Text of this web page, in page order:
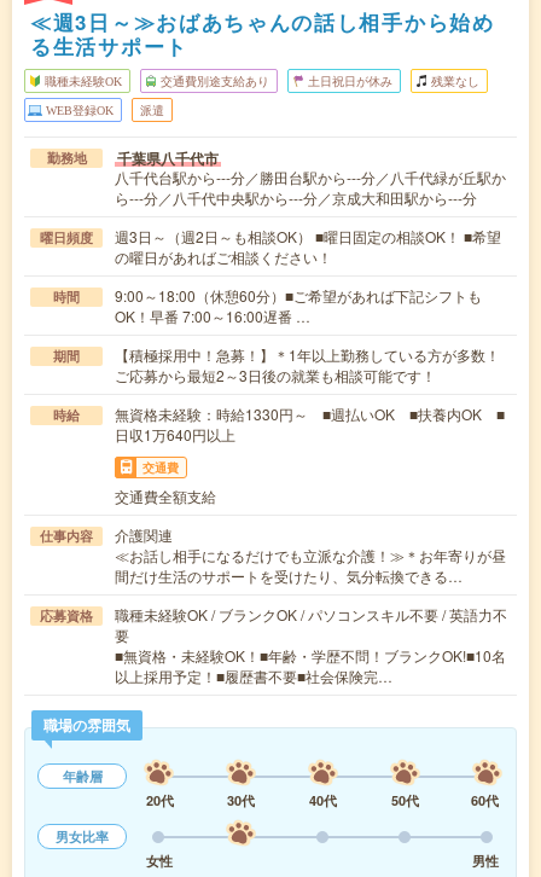
≪週3日～≫おばあちゃんの話し相手から始め
る生活サポート
職種未経験OK 交通費別途支給あり 土日祝日が休み 残業なし
WEB登録OK 派遣
勤務地 千葉県八千代市
八千代台駅から---分／勝田台駅から---分／八千代緑が丘駅か
ら---分／八千代中央駅から---分／京成大和田駅から---分
曜日頻度
週3日～（週2日～も相談OK） ■曜日固定の相談OK！ ■希望
の曜日があればご相談ください！
時間
9:00～18:00（休憩60分）■ご希望があれば下記シフトも
OK！早番 7:00～16:00遅番 …
期間
【積極採用中！急募！】＊1年以上勤務している方が多数！
ご応募から最短2～3日後の就業も相談可能です！
時給
無資格未経験：時給1330円～ ■週払いOK ■扶養内OK ■
日収1万640円以上
交通費
交通費全額支給
仕事内容
介護関連
≪お話し相手になるだけでも立派な介護！≫＊お年寄りが昼
間だけ生活のサポートを受けたり、気分転換できる…
応募資格
職種未経験OK / ブランクOK / パソコンスキル不要 / 英語力不
要
■無資格・未経験OK！■年齢・学歴不問！ブランクOK!■10名
以上採用予定！■履歴書不要■社会保険完…
職場の雰囲気
年齢層
20代
30代 40代 50代
60代
男女比率
女性
男性